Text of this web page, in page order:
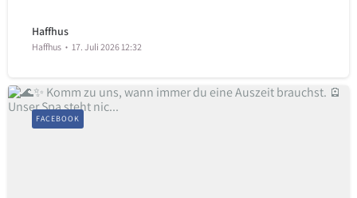
Haffhus
Haffhus 17. Juli 2026 12:32
FACEBOOK